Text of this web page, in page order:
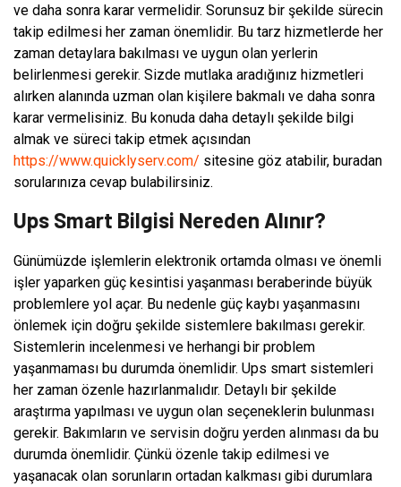
ve daha sonra karar vermelidir. Sorunsuz bir şekilde sürecin
takip edilmesi her zaman önemlidir. Bu tarz hizmetlerde her
zaman detaylara bakılması ve uygun olan yerlerin
belirlenmesi gerekir. Sizde mutlaka aradığınız hizmetleri
alırken alanında uzman olan kişilere bakmalı ve daha sonra
karar vermelisiniz. Bu konuda daha detaylı şekilde bilgi
almak ve süreci takip etmek açısından
https://www.quicklyserv.com/ sitesine göz atabilir, buradan
sorularınıza cevap bulabilirsiniz.
Ups Smart Bilgisi Nereden Alınır?
Günümüzde işlemlerin elektronik ortamda olması ve önemli
işler yaparken güç kesintisi yaşanması beraberinde büyük
problemlere yol açar. Bu nedenle güç kaybı yaşanmasını
önlemek için doğru şekilde sistemlere bakılması gerekir.
Sistemlerin incelenmesi ve herhangi bir problem
yaşanmaması bu durumda önemlidir. Ups smart sistemleri
her zaman özenle hazırlanmalıdır. Detaylı bir şekilde
araştırma yapılması ve uygun olan seçeneklerin bulunması
gerekir. Bakımların ve servisin doğru yerden alınması da bu
durumda önemlidir. Çünkü özenle takip edilmesi ve
yaşanacak olan sorunların ortadan kalkması gibi durumlara